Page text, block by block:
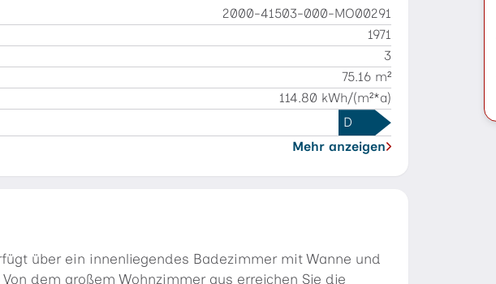
2000-41503-000-MO00291
1971
3
75.16 m²
114.80 kWh/(m²*a)
D
Mehr anzeigen
über ein innenliegendes Badezimmer mit Wanne und
dem großem Wohnzimmer aus erreichen Sie die